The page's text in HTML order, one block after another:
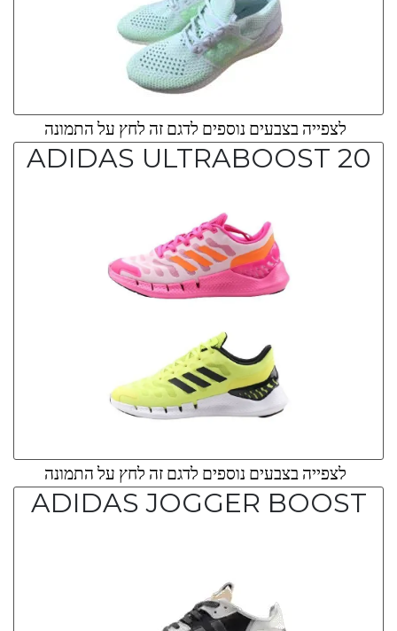
לצפייה בצבעים נוספים לדגם זה לחץ על התמונה
ADIDAS ULTRABOOST 20
לצפייה בצבעים נוספים לדגם זה לחץ על התמונה
ADIDAS JOGGER BOOST